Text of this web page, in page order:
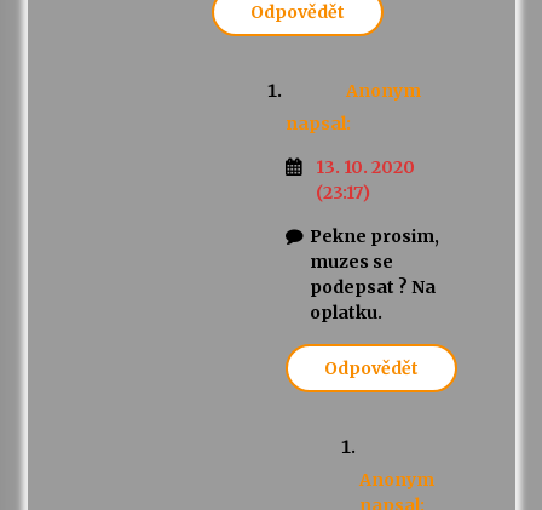
Odpovědět
Anonym
napsal:
13. 10. 2020
(23:17)
Pekne prosim,
muzes se
podepsat ? Na
oplatku.
Odpovědět
Anonym
napsal: